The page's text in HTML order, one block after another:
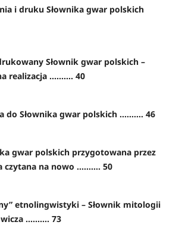
i druku Słownika gwar polskich
Słownik gwar polskich –
realizacja .......... 40
do Słownika gwar polskich .......... 46
gwar polskich przygotowana przez
czytana na nowo .......... 50
etnolingwistyki – Słownik mitologii
.......... 73